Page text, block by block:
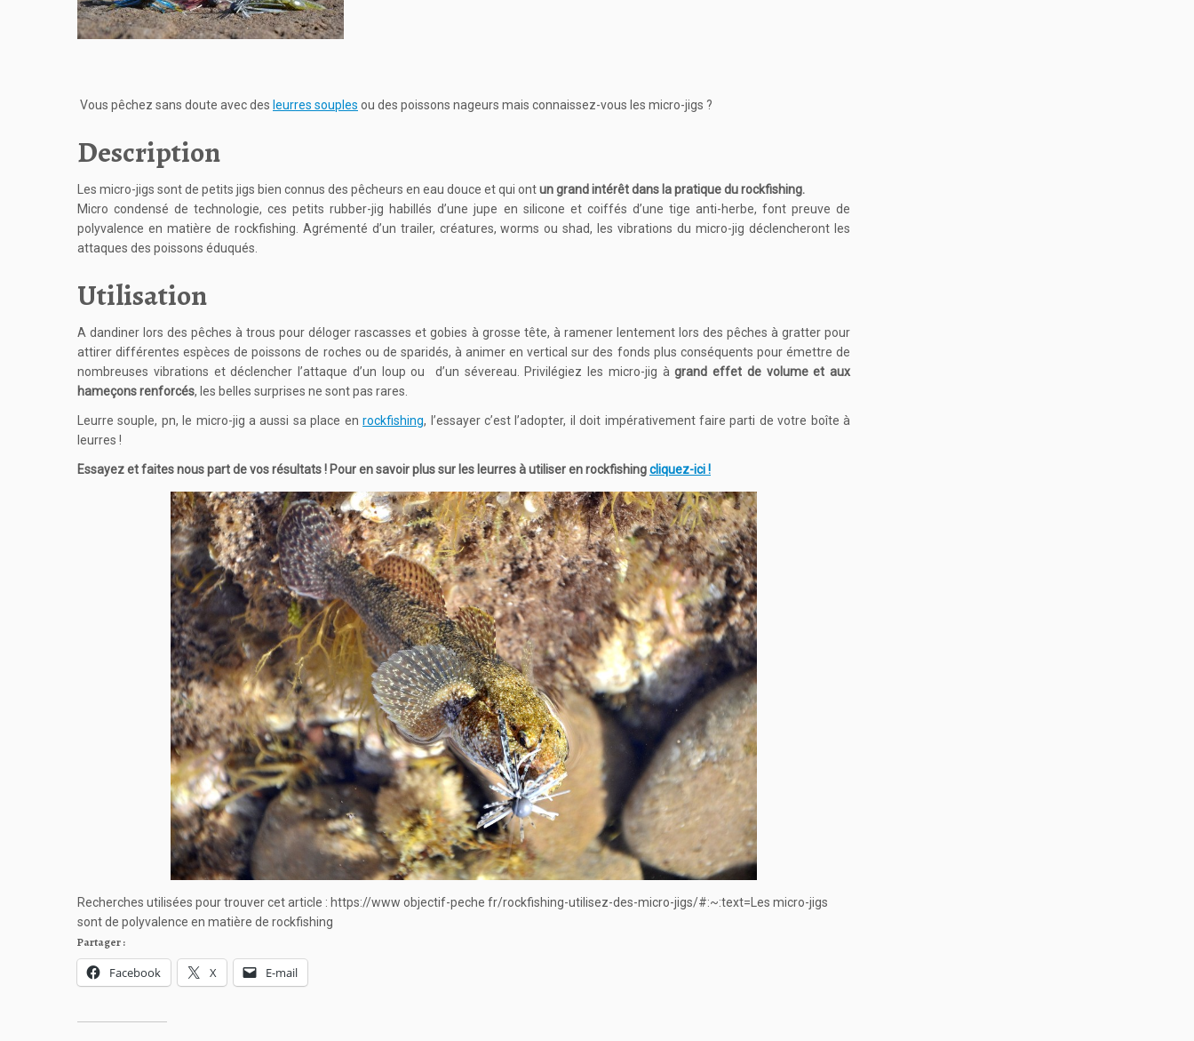
Vous pêchez sans doute avec des leurres souples ou des poissons nageurs mais connaissez-vous les micro-jigs ?
Description
Les micro-jigs sont de petits jigs bien connus des pêcheurs en eau douce et qui ontun grand intérêt dans la pratique du rockfishing.
Micro condensé de technologie, ces petits rubber-jig habillés d’une jupe en silicone et coiffés d’une tige anti-herbe, font preuve de
polyvalence en matière de rockfishing. Agrémenté d’un trailer, créatures, worms ou shad, les vibrations du micro-jig déclencheront les
attaques des poissons éduqués.
Utilisation
A dandiner lors des pêches à trous pour déloger rascasses et gobies à grosse tête, à ramener lentement lors des pêches à gratter pour
attirer différentes espèces de poissons de roches ou de sparidés, à animer en vertical sur des fonds plus conséquents pour émettre de
nombreuses vibrations et déclencher l’attaque d’un loup ou d’un sévereau. Privilégiez les micro-jig àgrand effet de volume et aux
hameçons renforcés, les belles surprises ne sont pas rares.
Leurre souple, pn, le micro-jig a aussi sa place enrockfishing, l’essayer c’est l’adopter, il doit impérativement faire parti de votre boîte à
leurres !
Essayez et faites nous part de vos résultats ! Pour en savoir plus sur les leurres à utiliser en rockfishingcliquez-ici !
Recherches utilisées pour trouver cet article : https://www objectif-peche fr/rockfishing-utilisez-des-micro-jigs/#:~:text=Les micro-jigs
sont de polyvalence en matière de rockfishing
Partager :
Facebook X E-mail